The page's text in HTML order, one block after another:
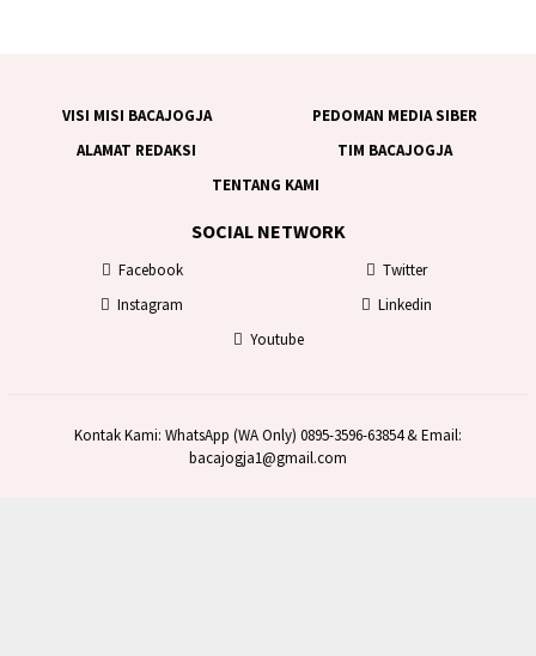
VISI MISI BACAJOGJA
PEDOMAN MEDIA SIBER
ALAMAT REDAKSI
TIM BACAJOGJA
TENTANG KAMI
SOCIAL NETWORK
Facebook
Twitter
Instagram
Linkedin
Youtube
Kontak Kami: WhatsApp (WA Only) 0895-3596-63854 & Email:
bacajogja1@gmail.com